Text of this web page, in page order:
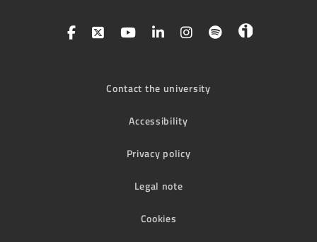
Contact the university
Accessibility
Privacy policy
Legal note
Cookies